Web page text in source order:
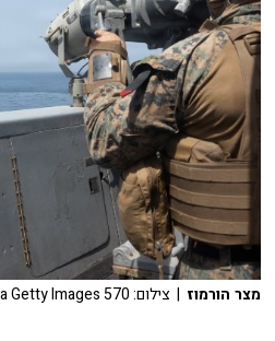
מצר הורמוז | צילום: Photo by the U.S. Navy via Getty Images 570